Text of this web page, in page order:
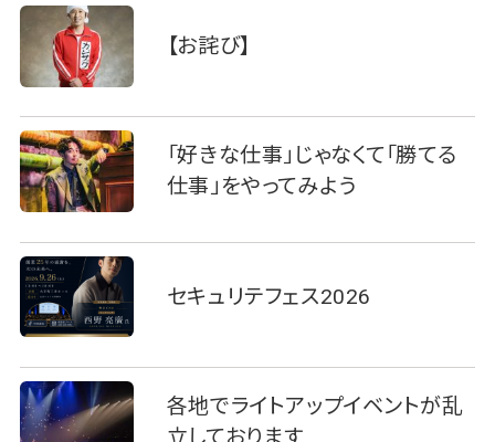
【お詫び】
「好きな仕事」じゃなくて「勝てる
仕事」をやってみよう
セキュリテフェス2026
各地でライトアップイベントが乱
立しております